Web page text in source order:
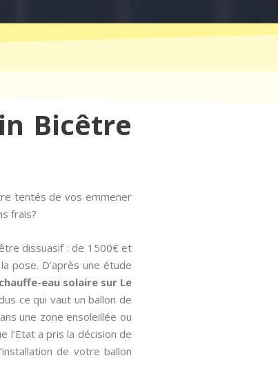
Bicêtre
tentés de vos emmener
frais?
dissuasif : de 1500€ et
pose. D’après une étude
eau solaire sur Le
ce qui vaut un ballon de
une zone ensoleillée ou
l’Etat a pris la décision de
de votre ballon